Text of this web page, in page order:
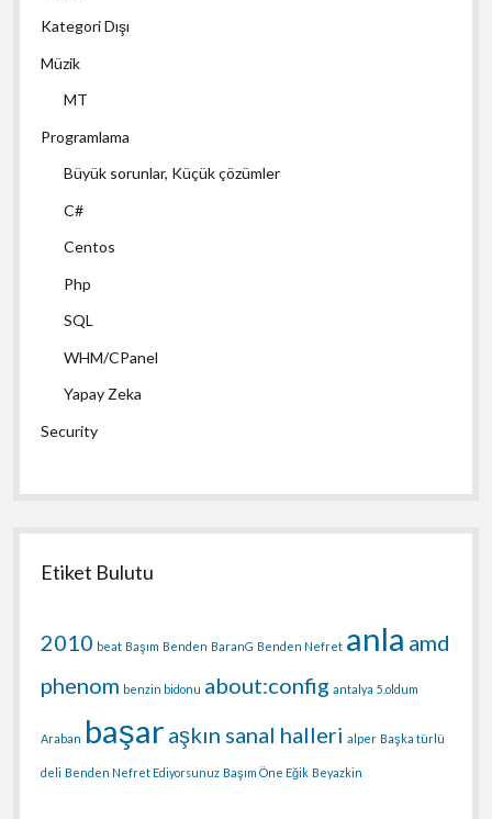
Kategori Dışı
Müzik
MT
Programlama
Büyük sorunlar, Küçük çözümler
C#
Centos
Php
SQL
WHM/CPanel
Yapay Zeka
Security
Etiket Bulutu
2010 beat Başım Benden BaranG Benden Nefret anla amd
phenom benzin bidonu about:config antalya 5.oldum
Araban başar aşkın sanal halleri alper Başka türlü
deli Benden Nefret Ediyorsunuz Başım Öne Eğik Beyazkin